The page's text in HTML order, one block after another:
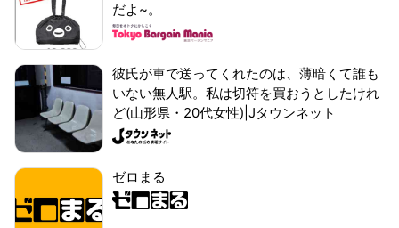
だよ~。
彼氏が車で送ってくれたのは、薄暗くて誰も
いない無人駅。私は切符を買おうとしたけれ
ど(山形県・20代女性)|Jタウンネット
ゼロまる